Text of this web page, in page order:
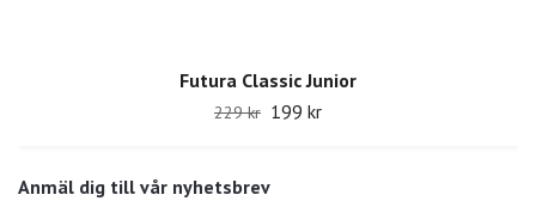
Anmäl dig till vår nyhetsbrev
Futura Classic Junior
229 kr 199 kr